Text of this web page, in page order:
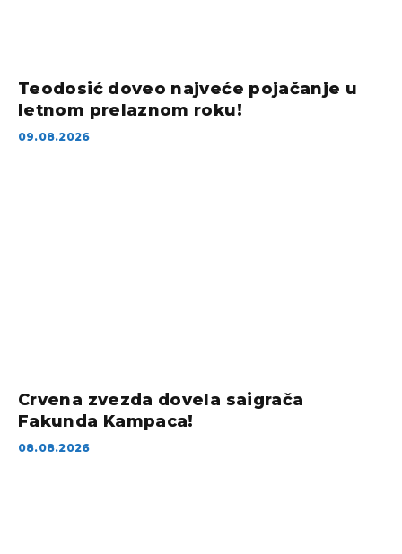
Teodosić doveo najveće pojačanje u
letnom prelaznom roku!
09.08.2026
Crvena zvezda dovela saigrača
Fakunda Kampaca!
08.08.2026